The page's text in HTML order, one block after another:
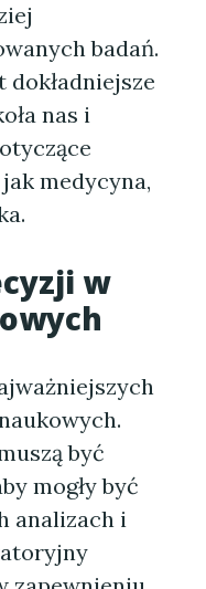
badań.
nas i
medycyna,
w
być
mogły być
analizach i